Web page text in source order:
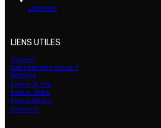
LinkedIn
LIENS UTILES
Accueil
Qui sommes-nous ?
Métiers
Fokus & You
Fokus Jobs
Fokus News
Contact